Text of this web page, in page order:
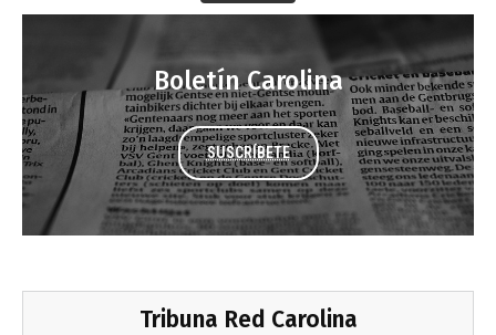
Boletín Carolina
SUSCRÍBETE
Tribuna Red Carolina